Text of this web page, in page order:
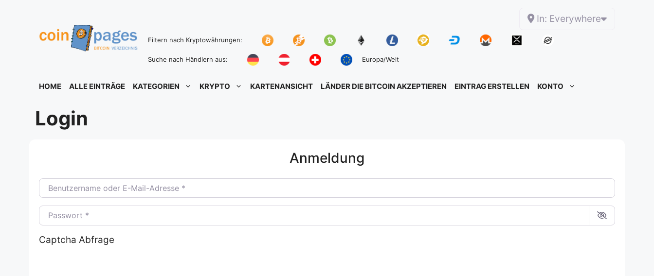
In: Everywhere
Filtern nach Kryptowährungen:
Suche nach Händlern aus: Europa/Welt
HOME ALLE EINTRÄGE KATEGORIEN KRYPTO KARTENANSICHT LÄNDER DIE BITCOIN AKZEPTIEREN EINTRAG ERSTELLEN KONTO
Login
Anmeldung
Benutzername oder E-Mail-Adresse
Passwort
Captcha Abfrage